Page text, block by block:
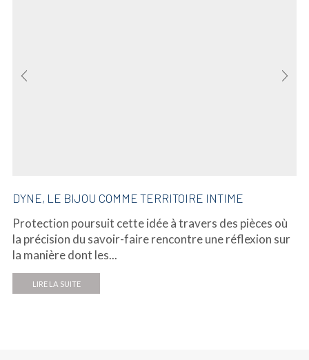
DYNE, LE BIJOU COMME TERRITOIRE INTIME
Protection poursuit cette idée à travers des pièces où
la précision du savoir-faire rencontre une réflexion sur
la manière dont les...
LIRE LA SUITE